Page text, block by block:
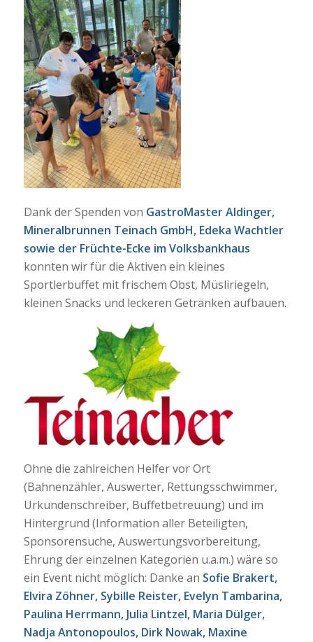
Dank der Spenden von GastroMaster Aldinger,
Mineralbrunnen Teinach GmbH, Edeka Wachtler
sowie der Früchte-Ecke im Volksbankhaus
konnten wir für die Aktiven ein kleines
Sportlerbuffet mit frischem Obst, Müsliriegeln,
kleinen Snacks und leckeren Getränken aufbauen.
Ohne die zahlreichen Helfer vor Ort
(Bahnenzähler, Auswerter, Rettungsschwimmer,
Urkundenschreiber, Buffetbetreuung) und im
Hintergrund (Information aller Beteiligten,
Sponsorensuche, Auswertungsvorbereitung,
Ehrung der einzelnen Kategorien u.a.m.) wäre so
ein Event nicht möglich: Danke an Sofie Brakert,
Elvira Zöhner, Sybille Reister, Evelyn Tambarina,
Paulina Herrmann, Julia Lintzel, Maria Dülger,
Nadja Antonopoulos, Dirk Nowak, Maxine